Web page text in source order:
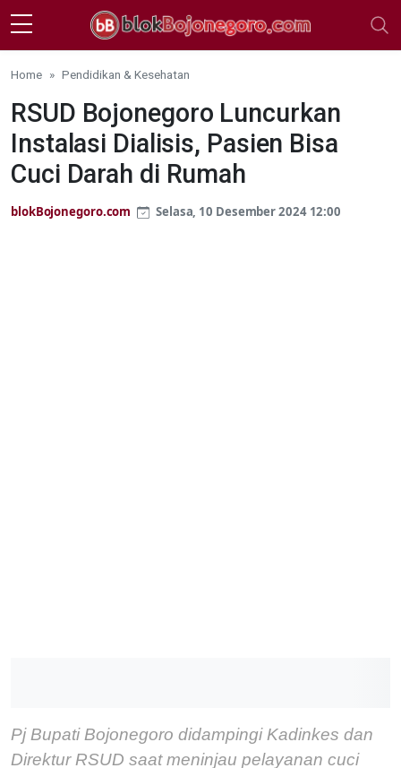
Skip to main content
Home Pendidikan & Kesehatan
RSUD Bojonegoro Luncurkan
Instalasi Dialisis, Pasien Bisa
Cuci Darah di Rumah
blokBojonegoro.com Selasa, 10 Desember 2024 12:00
Pj Bupati Bojonegoro didampingi Kadinkes dan
Direktur RSUD saat meninjau pelayanan cuci